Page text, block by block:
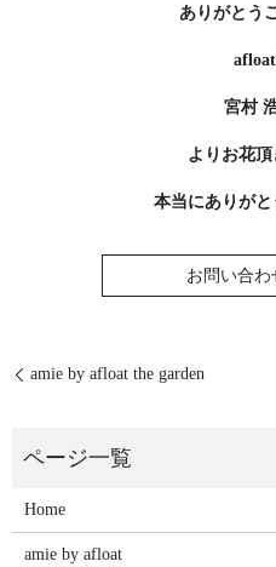
ありがとう
宮村
よりお花
本当にありが
お問い合わ
amie by afloat the garden
Home
amie by afloat